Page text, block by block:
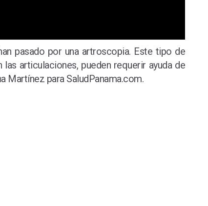
pasado por una artroscopia. Este tipo de
articulaciones, pueden requerir ayuda de
Martínez para SaludPanama.com.